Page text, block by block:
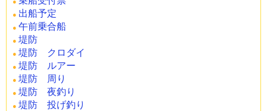
出船予定
午前乗合船
堤防
堤防 クロダイ
堤防 ルアー
堤防 周り
堤防 夜釣り
堤防 投げ釣り